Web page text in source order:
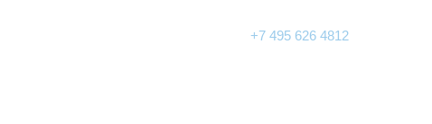
+7 495 626 4812